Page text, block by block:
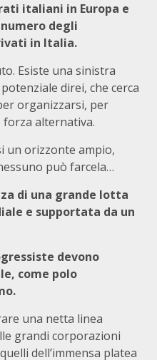
italiani in Europa e
degli
in Italia.
Esiste una sinistra
direi, che cerca
organizzarsi, per
alternativa.
un orizzonte ampio,
può farcela…
di una grande lotta
e supportata da un
devono
come polo
una netta linea
grandi corporazioni
dell’immensa platea